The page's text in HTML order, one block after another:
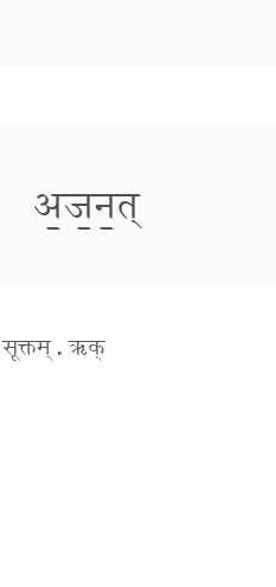
अ॒ज॒न॒त्
सूक्तम् . ऋक्